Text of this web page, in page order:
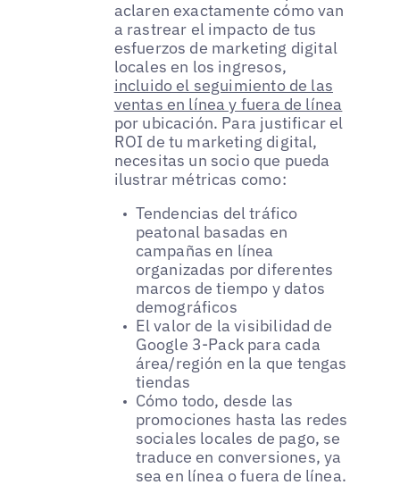
aclaren exactamente cómo van
a rastrear el impacto de tus
esfuerzos de marketing digital
locales en los ingresos,
incluido el seguimiento de las
ventas en línea y fuera de línea
por ubicación. Para justificar el
ROI de tu marketing digital,
necesitas un socio que pueda
ilustrar métricas como:
Tendencias del tráfico
peatonal basadas en
campañas en línea
organizadas por diferentes
marcos de tiempo y datos
demográficos
El valor de la visibilidad de
Google 3-Pack para cada
área/región en la que tengas
tiendas
Cómo todo, desde las
promociones hasta las redes
sociales locales de pago, se
traduce en conversiones, ya
sea en línea o fuera de línea.